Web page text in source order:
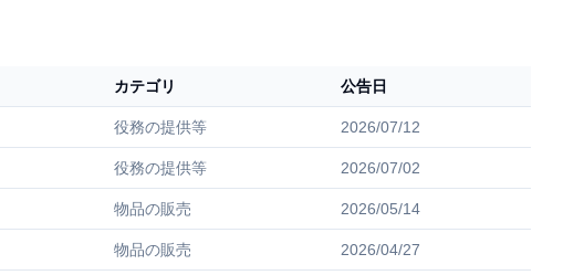
カテゴリ 公告日
役務の提供等 2026/07/12
役務の提供等 2026/07/02
物品の販売 2026/05/14
物品の販売 2026/04/27